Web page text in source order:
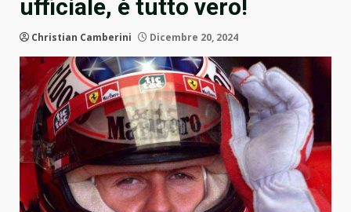
ufficiale, è tutto vero!
Christian Camberini Dicembre 20, 2024